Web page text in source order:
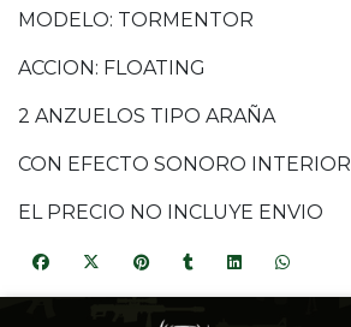
MODELO: TORMENTOR
ACCION: FLOATING
2 ANZUELOS TIPO ARAÑA
CON EFECTO SONORO INTERIOR
EL PRECIO NO INCLUYE ENVIO